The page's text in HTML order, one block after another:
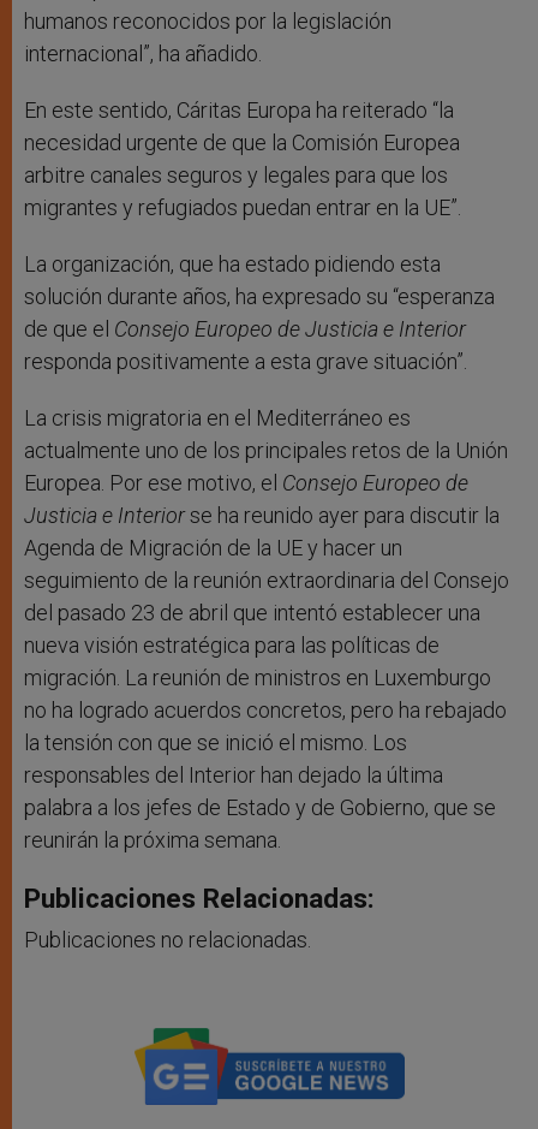
humanos reconocidos por la legislación
internacional”, ha añadido.
En este sentido, Cáritas Europa ha reiterado “la
necesidad urgente de que la Comisión Europea
arbitre canales seguros y legales para que los
migrantes y refugiados puedan entrar en la UE”.
La organización, que ha estado pidiendo esta
solución durante años, ha expresado su “esperanza
de que el Consejo Europeo de Justicia e Interior
responda positivamente a esta grave situación”.
La crisis migratoria en el Mediterráneo es
actualmente uno de los principales retos de la Unión
Europea. Por ese motivo, el Consejo Europeo de
Justicia e Interiorse ha reunido ayer para discutir la
Agenda de Migración de la UE y hacer un
seguimiento de la reunión extraordinaria del Consejo
del pasado 23 de abril que intentó establecer una
nueva visión estratégica para las políticas de
migración. La reunión de ministros en Luxemburgo
no ha logrado acuerdos concretos, pero ha rebajado
la tensión con que se inició el mismo. Los
responsables del Interior han dejado la última
palabra a los jefes de Estado y de Gobierno, que se
reunirán la próxima semana.
Publicaciones Relacionadas:
Publicaciones no relacionadas.